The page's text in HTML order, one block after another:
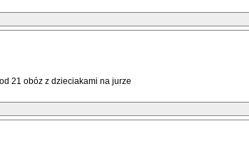
21 obóz z dzieciakami na jurze